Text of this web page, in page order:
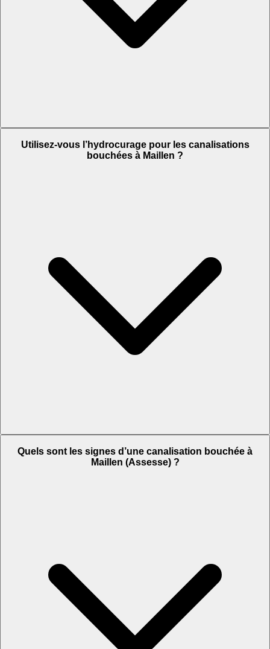
Utilisez-vous l’hydrocurage pour les canalisations
bouchées à Maillen ?
Quels sont les signes d’une canalisation bouchée à
Maillen (Assesse) ?